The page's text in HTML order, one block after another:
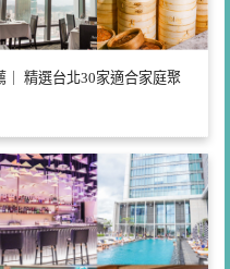
精選台北30家適合家庭聚